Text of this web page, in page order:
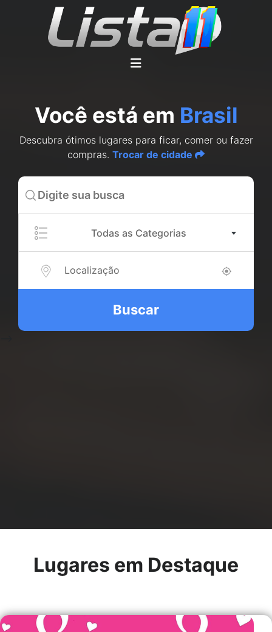
Você está em Brasil
Descubra ótimos lugares para ficar, comer ou fazer
compras. Trocar de cidade
Todas as Categorias
Localização
Buscar
Lugares em Destaque